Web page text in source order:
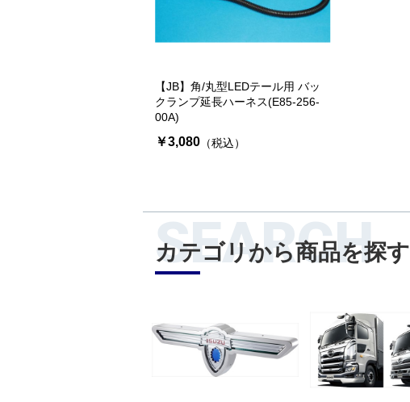
【JB】角/丸型LEDテール用 バッ
クランプ延長ハーネス(E85-256-
00A)
￥3,080 （税込）
SEARCH
カテゴリから商品を探す